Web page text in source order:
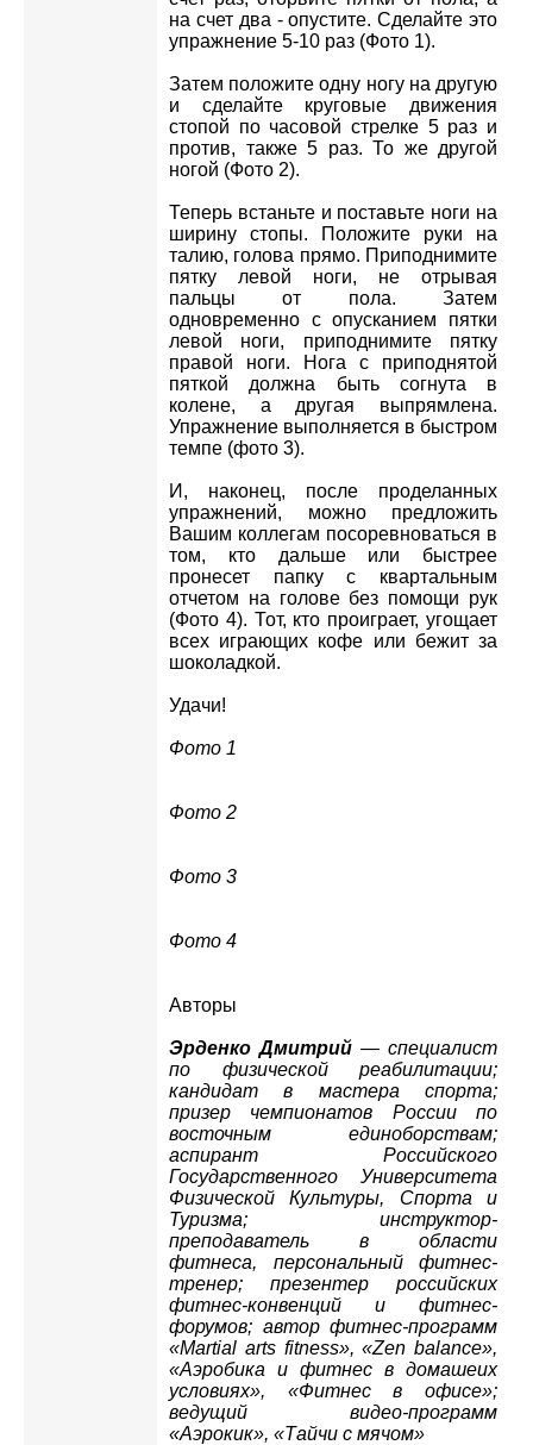
на счет два - опустите. Сделайте это
упражнение 5-10 раз (Фото 1).
Затем положите одну ногу на другую
и сделайте круговые движения
стопой по часовой стрелке 5 раз и
против, также 5 раз. То же другой
ногой (Фото 2).
Теперь встаньте и поставьте ноги на
ширину стопы. Положите руки на
талию, голова прямо. Приподнимите
пятку левой ноги, не отрывая
пальцы от пола. Затем
одновременно с опусканием пятки
левой ноги, приподнимите пятку
правой ноги. Нога с приподнятой
пяткой должна быть согнута в
колене, а другая выпрямлена.
Упражнение выполняется в быстром
темпе (фото 3).
И, наконец, после проделанных
упражнений, можно предложить
Вашим коллегам посоревноваться в
том, кто дальше или быстрее
пронесет папку с квартальным
отчетом на голове без помощи рук
(Фото 4). Тот, кто проиграет, угощает
всех играющих кофе или бежит за
шоколадкой.
Удачи!
Фото 1
Фото 2
Фото 3
Фото 4
Авторы
Эрденко Дмитрий — специалист
по физической реабилитации;
кандидат в мастера спорта;
призер чемпионатов России по
восточным единоборствам;
аспирант Российского
Государственного Университета
Физической Культуры, Спорта и
Туризма; инструктор-
преподаватель в области
фитнеса, персональный фитнес-
тренер; презентер российских
фитнес-конвенций и фитнес-
форумов; автор фитнес-программ
«Martial аrts fitness», «Zen balance»,
«Аэробика и фитнес в домашеих
условиях», «Фитнес в офисе»;
ведущий видео-программ
«Аэрокик», «Тайчи с мячом»